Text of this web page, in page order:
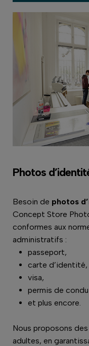
Photos
Besoin de photos
Concept Store
conformes aux
administratifs :
passeport,
carte d’identité,
visa,
permis de
et plus encore.
Nous proposons
adultes, en